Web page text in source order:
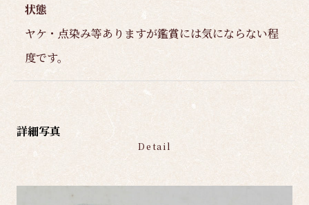
状態
ヤケ・点染み等ありますが鑑賞には気にならない程
度です。
詳細写真
Detail